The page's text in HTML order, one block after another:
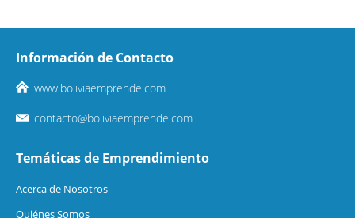
Información de Contacto
www.boliviaemprende.com
contacto@boliviaemprende.com
Temáticas de Emprendimiento
Acerca de Nosotros
Quiénes Somos